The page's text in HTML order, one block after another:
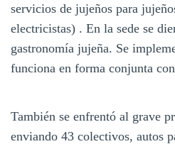
servicios de jujeños para
electricistas) . En la sede se
gastronomía jujeña. Se
funciona en forma conjunta
También se enfrentó al grave
enviando 43 colectivos, autos